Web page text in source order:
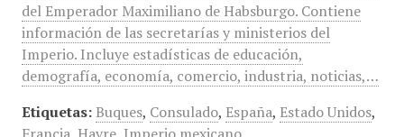
del Emperador Maximiliano de Habsburgo. Contiene
información de las secretarías y ministerios del
Imperio. Incluye estadísticas de educación,
demografía, economía, comercio, industria, noticias,…
Etiquetas: Buques, Consulado, España, Estado Unidos,